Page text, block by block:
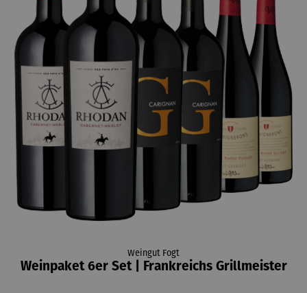
Weingut Fogt
Weinpaket 6er Set | Frankreichs Grillmeister